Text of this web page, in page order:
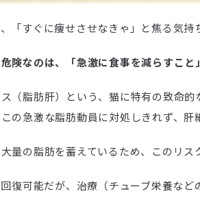
「すぐに痩せさせなきゃ」と焦る気
険なのは、「急激に食事を減らすこと
（脂肪肝）という、猫に特有の致命
の急激な脂肪動員に対処しきれず、
量の脂肪を蓄えているため、このリス
復可能だが、治療（チューブ栄養な